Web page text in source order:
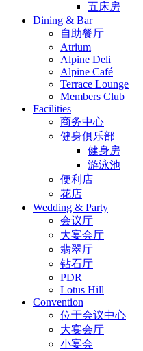
五床房
Dining & Bar
自助餐厅
Atrium
Alpine Deli
Alpine Café
Terrace Lounge
Members Club
Facilities
商务中心
健身俱乐部
健身房
游泳池
便利店
花店
Wedding & Party
会议厅
大宴会厅
翡翠厅
钻石厅
PDR
Lotus Hill
Convention
位于会议中心
大宴会厅
小宴会